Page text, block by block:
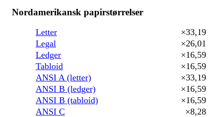
Nordamerikansk papirstørrelser
Letter
×33,19
Legal
×26,01
Ledger
×16,59
Tabloid
×16,59
ANSI A (letter)
×33,19
ANSI B (ledger)
×16,59
ANSI B (tabloid)
×16,59
ANSI C
×8,28